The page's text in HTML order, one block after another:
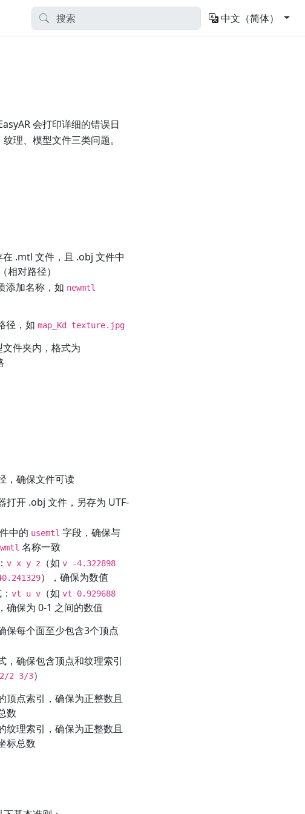
中文（简体）
会打印详细的错误日
理、模型文件三类问题。
.mtl 文件，且 .obj 文件中
相对路径）
添加名称，如 newmtl
径，如 map_Kd texture.jpg
件夹内，格式为
，确保文件可读
打开 .obj 文件，另存为 UTF-
中的 usemtl 字段，确保与
名称一致
v x y z （如 v -4.322898
），确保为数值
vt u v（如 vt 0.929688
确保为 0-1 之间的数值
保每个面至少包含3个顶点
，确保包含顶点和纹理索引
2 3/3）
顶点索引，确保为正整数且
数
纹理索引，确保为正整数且
标总数